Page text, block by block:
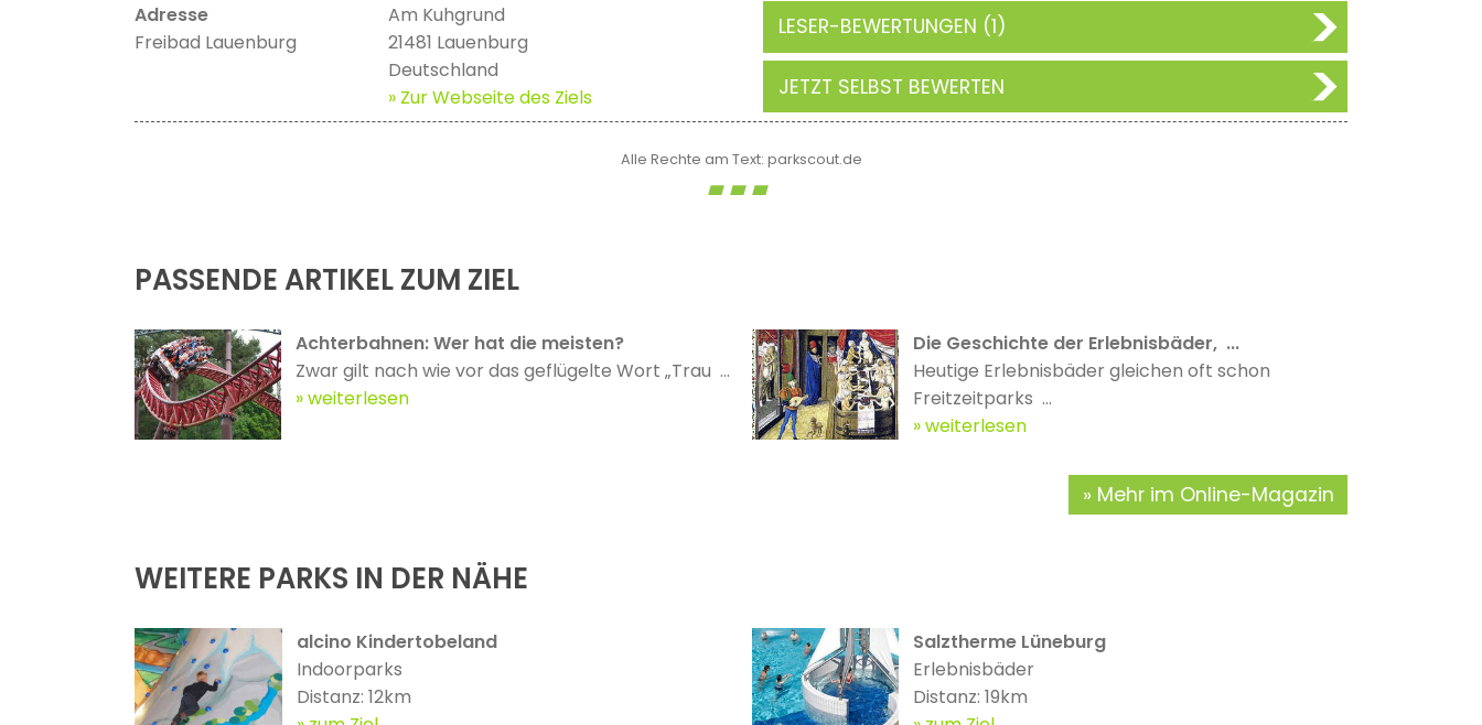
Adresse
Freibad Lauenburg
Am Kuhgrund
21481 Lauenburg
Deutschland
» Zur Webseite des Ziels
LESER-BEWERTUNGEN (1)
JETZT SELBST BEWERTEN
Alle Rechte am Text: parkscout.de
PASSENDE ARTIKEL ZUM ZIEL
Achterbahnen: Wer hat die meisten?
Zwar gilt nach wie vor das geflügelte Wort „Trau ...
weiterlesen
Die Geschichte der Erlebnisbäder, ...
Heutige Erlebnisbäder gleichen oft schon
Freitzeitparks ...
weiterlesen
Mehr im Online-Magazin
WEITERE PARKS IN DER NÄHE
alcino Kindertobeland
Indoorparks
Distanz: 12km
Salztherme Lüneburg
Erlebnisbäder
Distanz: 19km